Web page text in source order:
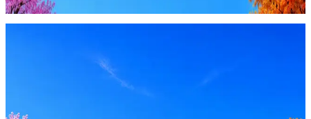
Жмите Пожаловаться
Стратегия поиска с AI: рынки, позиции, вилка, каналы